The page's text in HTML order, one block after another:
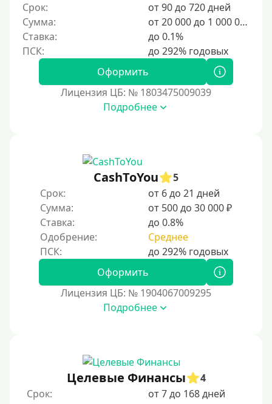
Срок:
от 90 до 720 дней
Сумма:
от 20 000 до 1 000 000 ₽
Ставка:
до 0.1%
Оформить
Лицензия ЦБ: № 1803475009039
Подробнее
CashToYou
5
Срок:
от 6 до 21 дней
Сумма:
от 500 до 30 000 ₽
Ставка:
до 0.8%
Одобрение:
Среднее
Оформить
Лицензия ЦБ: № 1904067009295
Подробнее
Целевые Финансы
4
Срок:
от 7 до 168 дней